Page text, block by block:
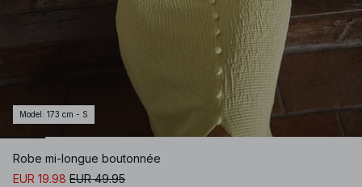
Model : 173 cm - S
Robe mi-longue boutonnée
EUR 19.98 EUR 49.95